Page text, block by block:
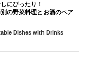
にぴったり！
別の野菜料理とお酒のペア
Dishes with Drinks